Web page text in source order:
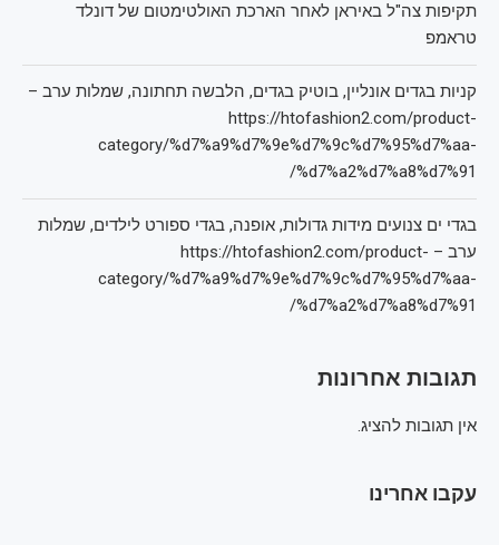
תקיפות צה"ל באיראן לאחר הארכת האולטימטום של דונלד
טראמפ
קניות בגדים אונליין, בוטיק בגדים, הלבשה תחתונה, שמלות ערב –
https://htofashion2.com/product-
category/%d7%a9%d7%9e%d7%9c%d7%95%d7%aa-
%d7%a2%d7%a8%d7%91/
בגדי ים צנועים מידות גדולות, אופנה, בגדי ספורט לילדים, שמלות
ערב – https://htofashion2.com/product-
category/%d7%a9%d7%9e%d7%9c%d7%95%d7%aa-
%d7%a2%d7%a8%d7%91/
תגובות אחרונות
אין תגובות להציג.
עקבו אחרינו